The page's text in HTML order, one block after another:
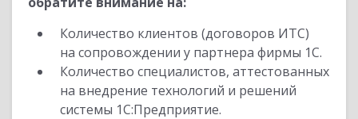
Количество клиентов (договоров ИТС)
на сопровождении у партнера фирмы 1С.
Количество специалистов, аттестованных
на внедрение технологий и решений
системы 1С:Предприятие.